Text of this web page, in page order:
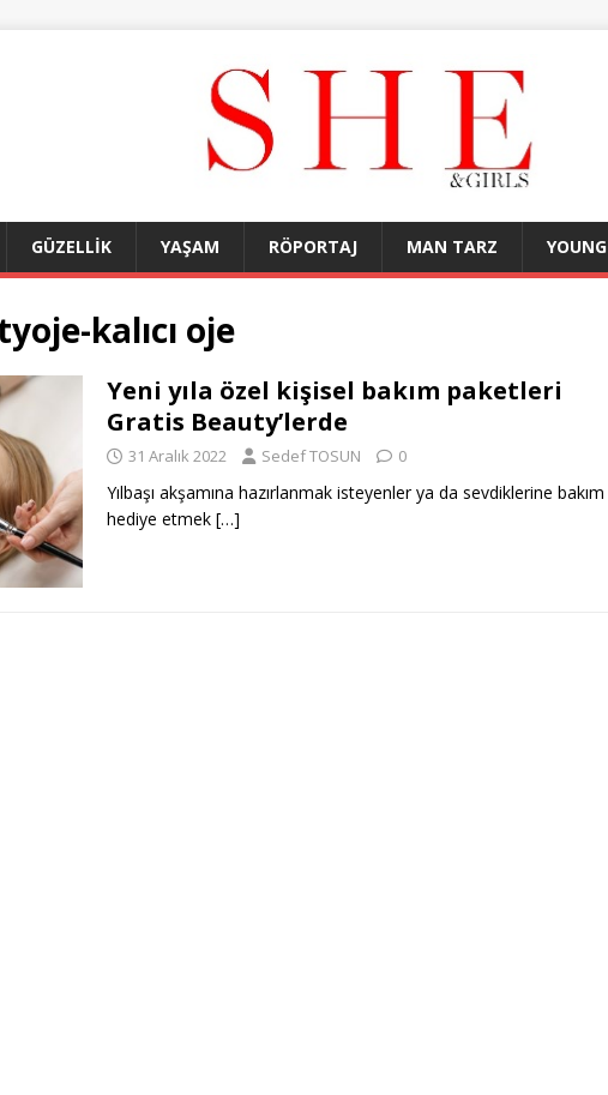
GÜZELLİK YAŞAM RÖPORTAJ MAN TARZ YOUNG
kalıcı oje
Yeni yıla özel kişisel bakım paketleri
Gratis Beauty’lerde
31 Aralık 2022 Sedef TOSUN 0
Yılbaşı akşamına hazırlanmak isteyenler ya da sevdiklerine bakım
hediye etmek […]